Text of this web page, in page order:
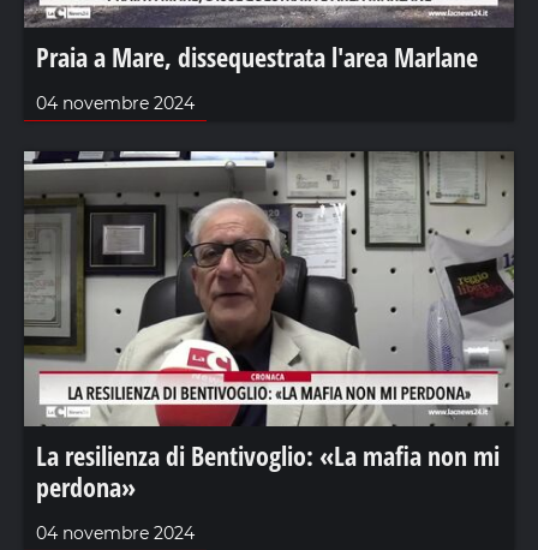
Praia a Mare, dissequestrata l'area Marlane
04 novembre 2024
La resilienza di Bentivoglio: «La mafia non mi
perdona»
04 novembre 2024